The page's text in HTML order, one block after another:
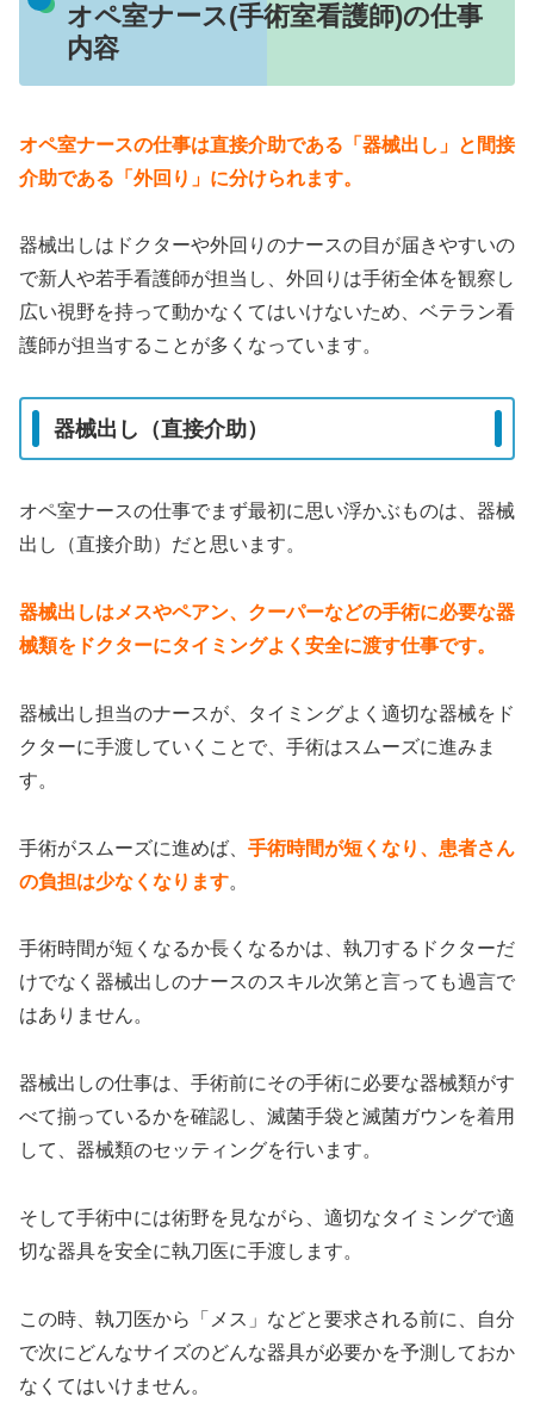
オペ室ナース(手術室看護師)の仕事
内容
オペ室ナースの仕事は直接介助である「器械出し」と間接
介助である「外回り」に分けられます。
器械出しはドクターや外回りのナースの目が届きやすいの
で新人や若手看護師が担当し、外回りは手術全体を観察し
広い視野を持って動かなくてはいけないため、ベテラン看
護師が担当することが多くなっています。
器械出し（直接介助）
オペ室ナースの仕事でまず最初に思い浮かぶものは、器械
出し（直接介助）だと思います。
器械出しはメスやペアン、クーパーなどの手術に必要な器
械類をドクターにタイミングよく安全に渡す仕事です。
器械出し担当のナースが、タイミングよく適切な器械をド
クターに手渡していくことで、手術はスムーズに進みま
す。
手術がスムーズに進めば、 手術時間が短くなり、患者さん
の負担は少なくなります。
手術時間が短くなるか長くなるかは、執刀するドクターだ
けでなく器械出しのナースのスキル次第と言っても過言で
はありません。
器械出しの仕事は、手術前にその手術に必要な器械類がす
べて揃っているかを確認し、滅菌手袋と滅菌ガウンを着用
して、器械類のセッティングを行います。
そして手術中には術野を見ながら、適切なタイミングで適
切な器具を安全に執刀医に手渡します。
この時、執刀医から「メス」などと要求される前に、自分
で次にどんなサイズのどんな器具が必要かを予測しておか
なくてはいけません。